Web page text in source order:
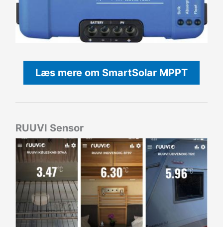
Læs mere om SmartSolar MPPT
RUUVI Sensor